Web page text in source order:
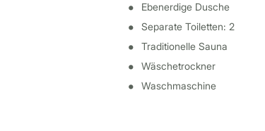
Ebenerdige Dusche
Separate Toiletten: 2
Traditionelle Sauna
Wäschetrockner
Waschmaschine